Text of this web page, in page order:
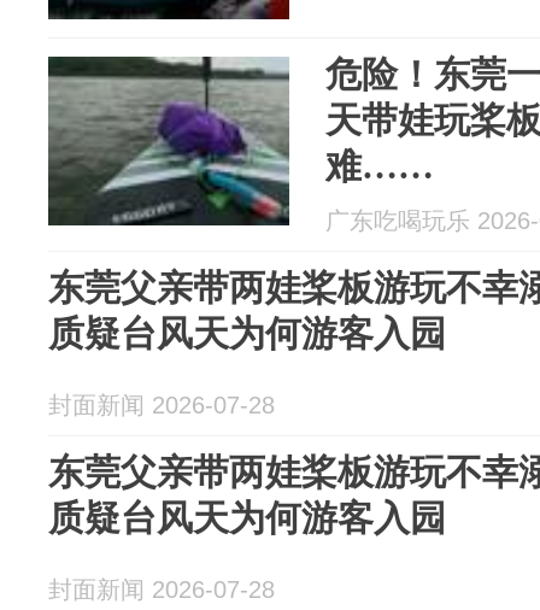
危险！东莞
天带娃玩桨
难……
广东吃喝玩乐
东莞父亲带两娃桨板游玩不幸
质疑台风天为何游客入园
封面新闻 2026-07-28
东莞父亲带两娃桨板游玩不幸
质疑台风天为何游客入园
封面新闻 2026-07-28